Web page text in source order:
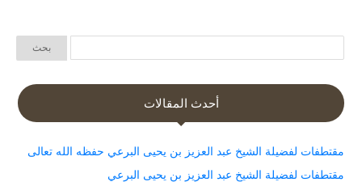
أحدث المقالات
مقتطفات لفضيلة الشيخ عبد العزيز بن يحيى البرعي حفظه الله تعالى
مقتطفات لفضيلة الشيخ عبد العزيز بن يحيى البرعي